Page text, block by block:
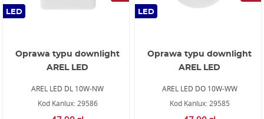
LED
Oprawa typu downlight
AREL LED
AREL LED DL 10W-NW
Kod Kanlux: 29586
LED
Oprawa typu downlight
AREL LED
AREL LED DO 10W-WW
Kod Kanlux: 29585